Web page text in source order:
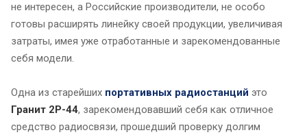
не интересен, а Российские производители, не особо
готовы расширять линейку своей продукции, увеличивая
затраты, имея уже отработанные и зарекомендованные
себя модели.
Одна из старейших портативных радиостанций это
Гранит 2Р-44, зарекомендовавший себя как отличное
средство радиосвязи, прошедший проверку долгим